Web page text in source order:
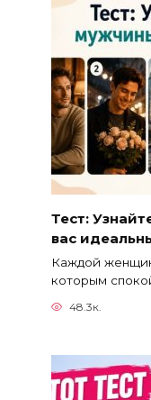
Тест:
вас
Каждой
которым
48.3к.